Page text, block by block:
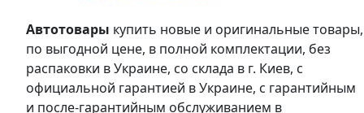
Автотовары купить новые и оригинальные товары,
по выгодной цене, в полной комплектации, без
распаковки в Украине, со склада в г. Киев, с
официальной гарантией в Украине, с гарантийным
и после-гарантийным обслуживанием в